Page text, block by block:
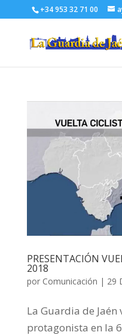
+34 953 32 71 00
PRESENTACIÓN
2018
por Comunicación | 29
La Guardia de Jaén
protagonista en la